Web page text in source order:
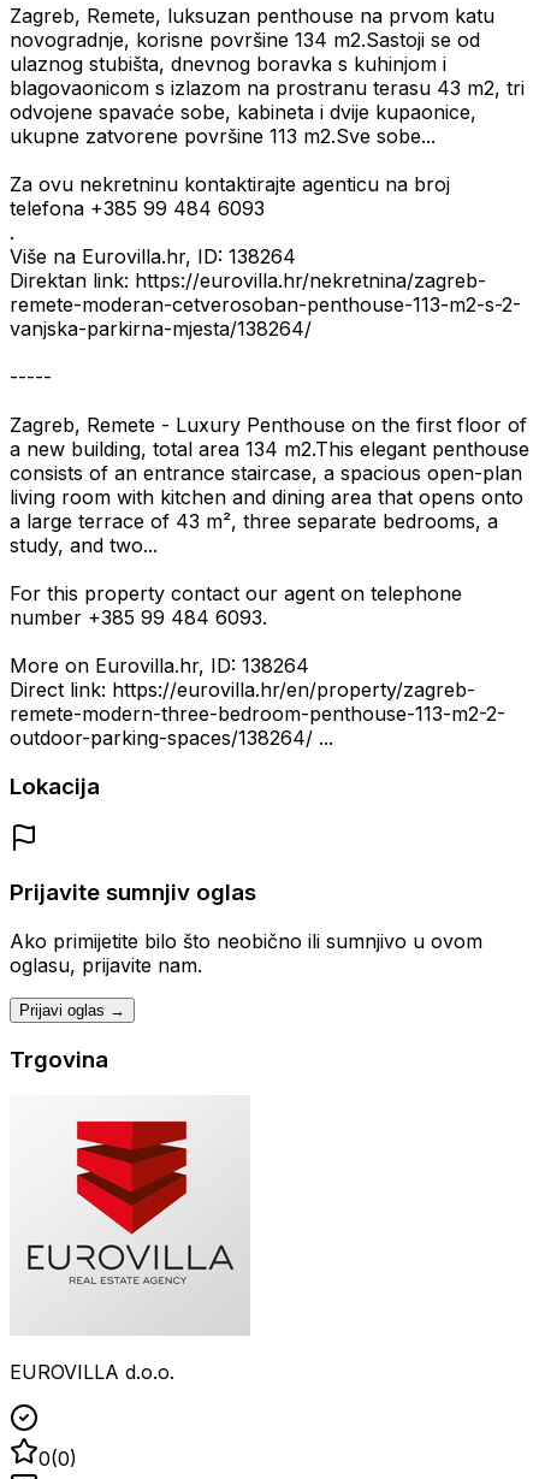
Zagreb, Remete, luksuzan penthouse na prvom katu
novogradnje, korisne površine 134 m2.Sastoji se od
ulaznog stubišta, dnevnog boravka s kuhinjom i
blagovaonicom s izlazom na prostranu terasu 43 m2, tri
odvojene spavaće sobe, kabineta i dvije kupaonice,
ukupne zatvorene površine 113 m2.Sve sobe...
Za ovu nekretninu kontaktirajte agenticu na broj
telefona +385 99 484 6093
.
Više na Eurovilla.hr, ID: 138264
Direktan link: https://eurovilla.hr/nekretnina/zagreb-
remete-moderan-cetverosoban-penthouse-113-m2-s-2-
vanjska-parkirna-mjesta/138264/
-----
Zagreb, Remete - Luxury Penthouse on the first floor of
a new building, total area 134 m2.This elegant penthouse
consists of an entrance staircase, a spacious open-plan
living room with kitchen and dining area that opens onto
a large terrace of 43 m², three separate bedrooms, a
study, and two...
For this property contact our agent on telephone
number +385 99 484 6093.
More on Eurovilla.hr, ID: 138264
Direct link: https://eurovilla.hr/en/property/zagreb-
remete-modern-three-bedroom-penthouse-113-m2-2-
outdoor-parking-spaces/138264/ ...
Lokacija
Prijavite sumnjiv oglas
Ako primijetite bilo što neobično ili sumnjivo u ovom
oglasu, prijavite nam.
Prijavi oglas →
Trgovina
EUROVILLA d.o.o.
0(0)